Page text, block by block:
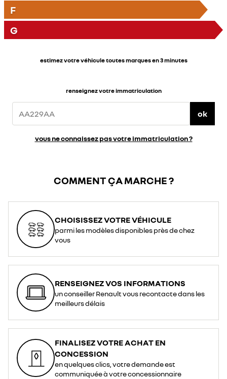
F
G
estimez votre véhicule toutes marques en 3 minutes
renseignez votre immatriculation
ok
vous ne connaissez pas votre immatriculation ?
COMMENT ÇA MARCHE ?
CHOISISSEZ VOTRE VÉHICULE
parmi les modèles disponibles près de chez
vous
RENSEIGNEZ VOS INFORMATIONS
un conseiller Renault vous recontacte dans les
meilleurs délais
FINALISEZ VOTRE ACHAT EN
CONCESSION
en quelques clics, votre demande est
communiquée à votre concessionnaire